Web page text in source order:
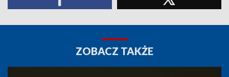
ZOBACZ TAKŻE